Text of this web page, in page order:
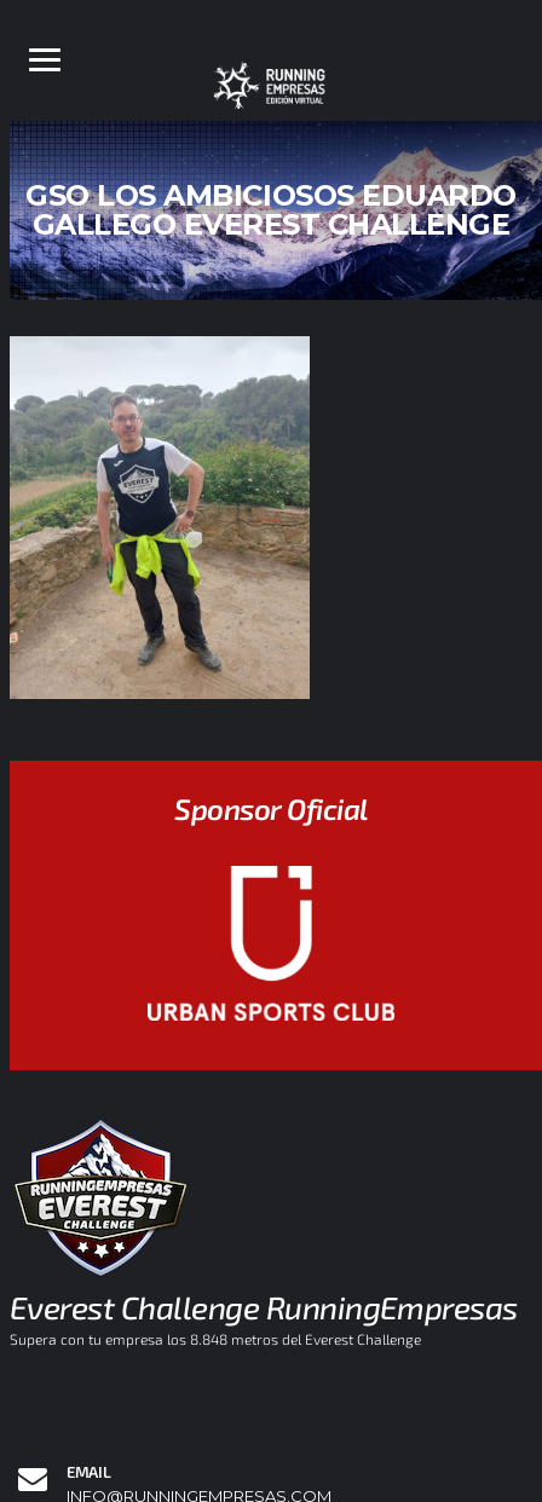
GSO LOS AMBICIOSOS EDUARDO
GALLEGO EVEREST CHALLENGE
Sponsor Oficial
Everest Challenge RunningEmpresas
Supera con tu empresa los 8.848 metros del Everest Challenge
EMAIL
INFO@RUNNINGEMPRESAS.COM